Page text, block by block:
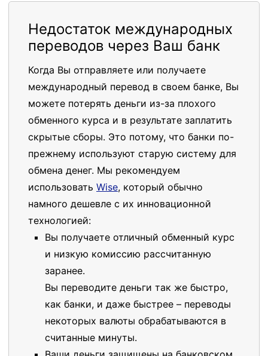
Недостаток международных
переводов через Ваш банк
Когда Вы отправляете или получаете
международный перевод в своем банке, Вы
можете потерять деньги из-за плохого
обменного курса и в результате заплатить
скрытые сборы. Это потому, что банки по-
прежнему используют старую систему для
обмена денег. Мы рекомендуем
использовать Wise, который обычно
намного дешевле с их инновационной
технологией:
Вы получаете отличный обменный курс
и низкую комиссию рассчитанную
заранее.
Вы переводите деньги так же быстро,
как банки, и даже быстрее – переводы
некоторых валюты обрабатываются в
считанные минуты.